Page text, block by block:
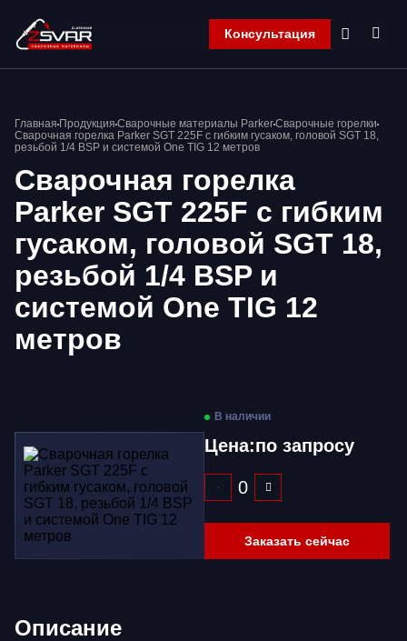
Консультация
Главная
Компания
Продукция
Контакты
Корзина
Главная Продукция Сварочные материалы ParkerСварочные горелки
Сварочная горелка Parker SGT 225F с гибким гусаком, головой SGT 18,
резьбой 1/4 BSP и системой One TIG 12 метров
Сварочная горелка
Parker SGT 225F с гибким
гусаком, головой SGT 18,
резьбой 1/4 BSP и
системой One TIG 12
метров
В наличии
Цена:по запросу
Заказать сейчас
Описание